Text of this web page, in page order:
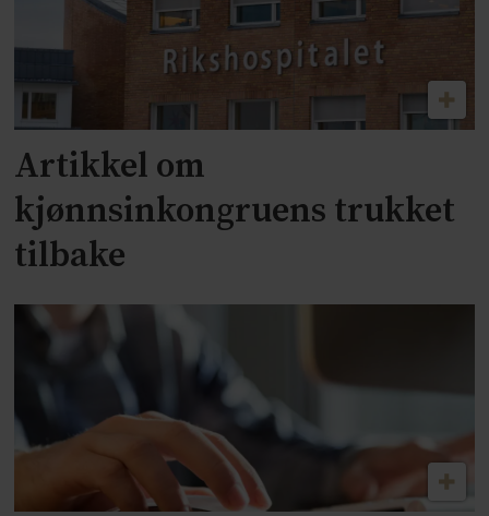
Artikkel om
kjønnsinkongruens trukket
tilbake